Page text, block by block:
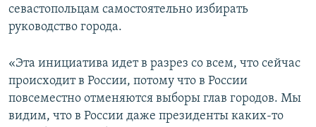
севастопольцам самостоятельно избирать
руководство города.
«Эта инициатива идет в разрез со всем, что сейчас
происходит в России, потому что в России
повсеместно отменяются выборы глав городов. Мы
видим, что в России даже президенты каких-то